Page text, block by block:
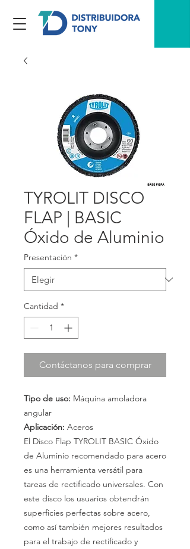
TYROLIT DISCO
FLAP | BASIC
Óxido de Aluminio
Presentación *
Cantidad *
Contáctanos para comprar
Tipo de uso: Máquina amoladora
angular
Aplicación: Aceros
El Disco Flap TYROLIT BASIC Óxido
de Aluminio recomendado para acero
es una herramienta versátil para
tareas de rectificado universales. Con
este disco los usuarios obtendrán
superficies perfectas sobre acero,
como así también mejores resultados
para el trabajo de rectificado y